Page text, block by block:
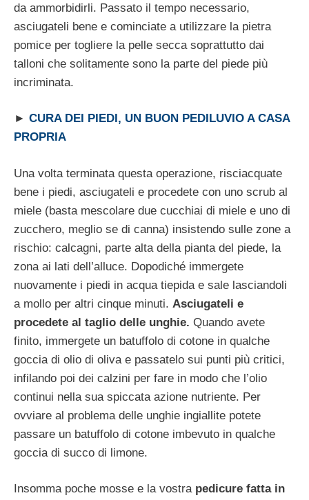
da ammorbidirli. Passato il tempo necessario,
asciugateli bene e cominciate a utilizzare la pietra
pomice per togliere la pelle secca soprattutto dai
talloni che solitamente sono la parte del piede più
incriminata.
► CURA DEI PIEDI, UN BUON PEDILUVIO A CASA
PROPRIA
Una volta terminata questa operazione, risciacquate
bene i piedi, asciugateli e procedete con uno scrub al
miele (basta mescolare due cucchiai di miele e uno di
zucchero, meglio se di canna) insistendo sulle zone a
rischio: calcagni, parte alta della pianta del piede, la
zona ai lati dell’alluce. Dopodiché immergete
nuovamente i piedi in acqua tiepida e sale lasciandoli
a mollo per altri cinque minuti. Asciugateli e
procedete al taglio delle unghie. Quando avete
finito, immergete un batuffolo di cotone in qualche
goccia di olio di oliva e passatelo sui punti più critici,
infilando poi dei calzini per fare in modo che l’olio
continui nella sua spiccata azione nutriente. Per
ovviare al problema delle unghie ingiallite potete
passare un batuffolo di cotone imbevuto in qualche
goccia di succo di limone.
Insomma poche mosse e la vostra pedicure fatta in